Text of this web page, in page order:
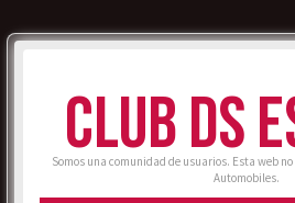
CLUB DS
Somos una comunidad de usuarios. Esta web
Automobiles.